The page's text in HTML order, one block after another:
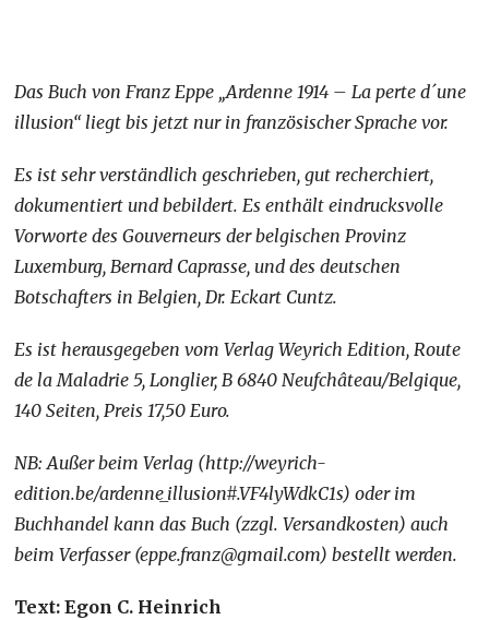
Das Buch von Franz Eppe „Ardenne 1914 – La perte d´une
illusion“ liegt bis jetzt nur in französischer Sprache vor.
Es ist sehr verständlich geschrieben, gut recherchiert,
dokumentiert und bebildert. Es enthält eindrucksvolle
Vorworte des Gouverneurs der belgischen Provinz
Luxemburg, Bernard Caprasse, und des deutschen
Botschafters in Belgien, Dr. Eckart Cuntz.
Es ist herausgegeben vom Verlag Weyrich Edition, Route
de la Maladrie 5, Longlier, B 6840 Neufchâteau/Belgique,
140 Seiten, Preis 17,50 Euro.
NB: Außer beim Verlag (http://weyrich-
edition.be/ardenne_illusion#.VF4lyWdkC1s) oder im
Buchhandel kann das Buch (zzgl. Versandkosten) auch
beim Verfasser (eppe.franz@gmail.com) bestellt werden.
Text: Egon C. Heinrich